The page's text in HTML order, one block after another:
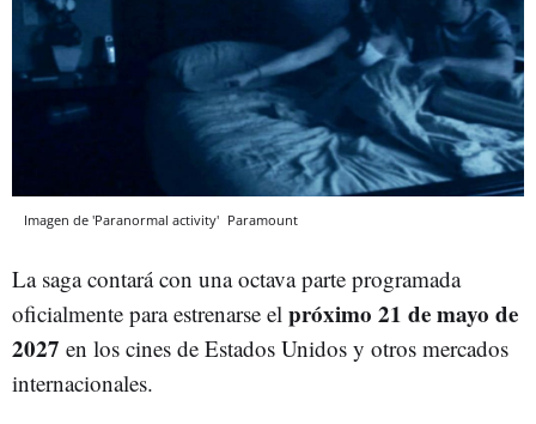
Imagen de 'Paranormal activity' Paramount
La saga contará con una octava parte programada
oficialmente para estrenarse el próximo 21 de mayo de
2027 en los cines de Estados Unidos y otros mercados
internacionales.